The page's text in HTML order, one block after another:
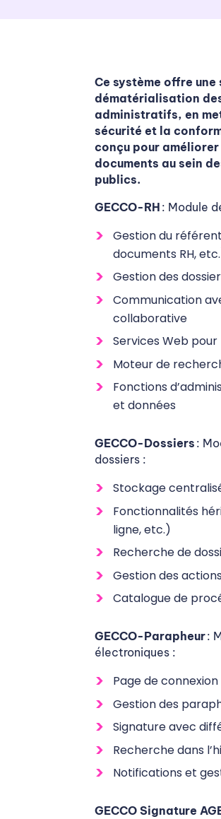
Ce système offre
dématérialisation
administratifs, en
sécurité et la
conçu pour
documents au sein
publics.
GECCO-RH : Module
Gestion du
documents RH,
Gestion des
Communication
collaborative
Services Web
Moteur de
Fonctions
et données
GECCO-Dossiers :
dossiers :
Stockage
Fonctionnalités
ligne, etc.)
Recherche de
Gestion des
Catalogue de
GECCO-Parapheur:
électroniques :
Page de
Gestion des
Signature avec
Recherche dans
Notifications et
GECCO Signature